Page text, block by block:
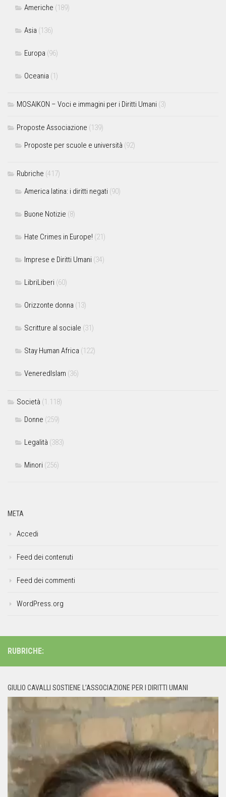
Americhe (189)
Asia (136)
Europa (96)
Oceania (1)
MOSAIKON – Voci e immagini per i Diritti Umani (3)
Proposte Associazione (139)
Proposte per scuole e università (92)
Rubriche (417)
America latina: i diritti negati (90)
Buone Notizie (8)
Hate Crimes in Europe! (21)
Imprese e Diritti Umani (34)
LibriLiberi (60)
Orizzonte donna (13)
Scritture al sociale (31)
Stay Human Africa (122)
VeneredIslam (36)
Società (1.118)
Donne (259)
Legalità (383)
Minori (256)
META
Accedi
Feed dei contenuti
Feed dei commenti
WordPress.org
RUBRICHE:
GIULIO CAVALLI SOSTIENE L’ASSOCIAZIONE PER I DIRITTI UMANI
Player